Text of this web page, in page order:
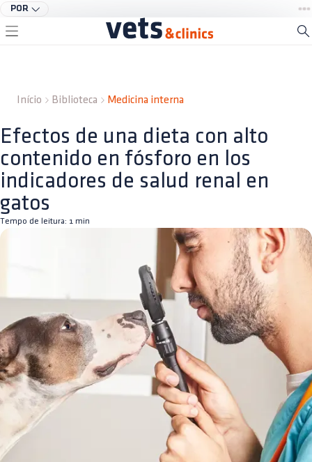
POR
Início Biblioteca Medicina interna
Efectos de una dieta con alto
contenido en fósforo en los
indicadores de salud renal en
gatos
Tempo de leitura: 1 min